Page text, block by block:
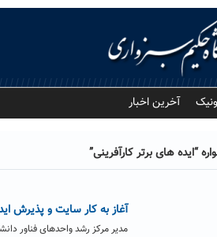
آخرین اخبار
“ایده های برتر کارآفرینی”
آغاز به کار سایت و پذیرش
مدیر مرکز رشد واحدهای فناور